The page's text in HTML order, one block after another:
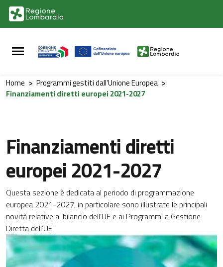
Vai al contenuto principale
Vai al footer
Home > Programmi gestiti dall'Unione Europea >
Finanziamenti diretti europei 2021-2027
Finanziamenti diretti
europei 2021-2027
Questa sezione è dedicata al periodo di programmazione
europea 2021-2027, in particolare sono illustrate le principali
novità relative al bilancio dell’UE e ai Programmi a Gestione
Diretta dell’UE